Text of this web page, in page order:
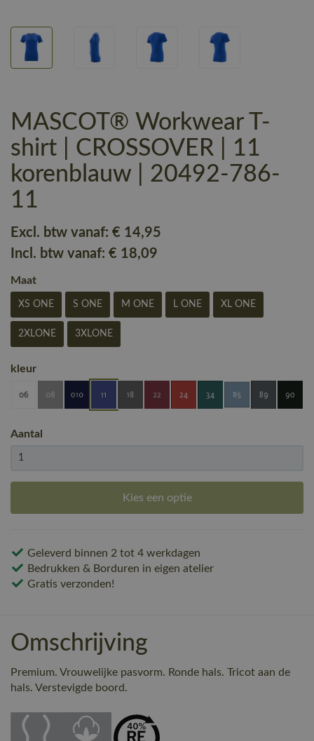
MASCOT® Workwear T-
shirt | CROSSOVER | 11
korenblauw | 20492-786-
11
Excl. btw vanaf: € 14,95
Incl. btw vanaf: € 18,09
Maat
XS ONE S ONE M ONE L ONE XL ONE
2XLONE 3XLONE
kleur
Aantal
Kies een optie
Geleverd binnen 2 tot 4 werkdagen
Bedrukken & Borduren in eigen atelier
Gratis verzonden!
Omschrijving
Premium. Vrouwelijke pasvorm. Ronde hals. Tricot aan de
hals. Verstevigde boord.